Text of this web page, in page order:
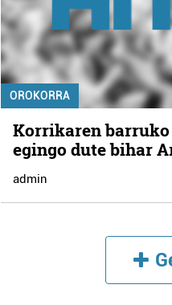
OROKORRA
Korrikaren
egingo dute bihar
admin